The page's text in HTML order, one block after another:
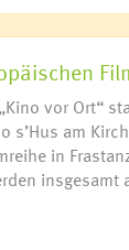
vor Ort“
s’Hus am
in
insgesamt